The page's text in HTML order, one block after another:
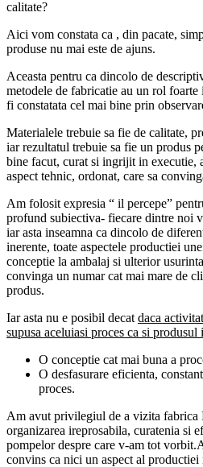
calitate?
Aici vom constata ca , din pacate,
produse nu mai este de ajuns.
Aceasta pentru ca dincolo de
metodele de fabricatie au un rol
fi constatata cel mai bine prin
Materialele trebuie sa fie de calitate,
iar rezultatul trebuie sa fie un produs
bine facut, curat si ingrijit in executie,
aspect tehnic, ordonat, care sa
Am folosit expresia “ il percepe”
profund subiectiva- fiecare dintre noi
iar asta inseamna ca dincolo de
inerente, toate aspectele productiei
conceptie la ambalaj si ulterior
convinga un numar cat mai mare de
produs.
Iar asta nu e posibil decat daca
supusa aceluiasi proces ca si produsul
O conceptie cat mai buna a
O desfasurare eficienta,
proces.
Am avut privilegiul de a vizita fabrica
organizarea ireprosabila, curatenia si
pompelor despre care v-am tot
convins ca nici un aspect al productiei